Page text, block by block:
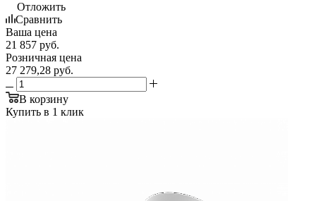
Отложить
Сравнить
Ваша цена
21 857 руб.
Розничная цена
27 279,28 руб.
В корзину
Купить в 1 клик